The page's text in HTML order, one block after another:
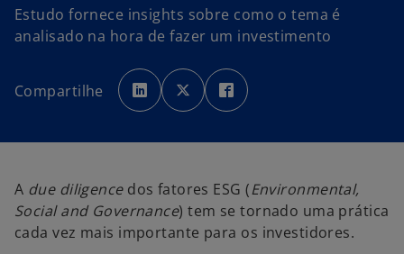
Estudo fornece insights sobre como o tema é
analisado na hora de fazer um investimento
Compartilhe
a
b
r
e
o
v
g
i
a
b
r
e
v
g
i
a
b
r
o
v
a
g
i
A due diligencedos fatores ESG (Environmental,
Social and Governance) tem se tornado uma prática
cada vez mais importante para os investidores.